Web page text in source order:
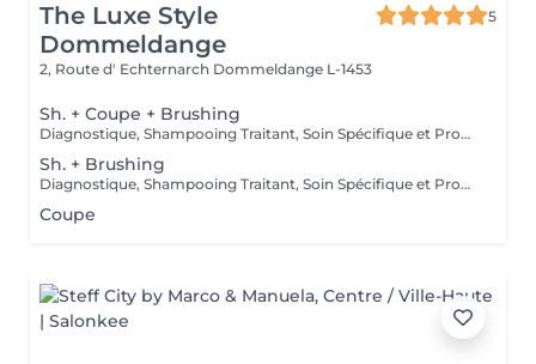
The Luxe Style
Dommeldange
5
2, Route d' Echternarch Dommeldange L-1453
Sh. + Coupe + Brushing
Diagnostique, Shampooing Traitant, Soin Spécifique et Produits Coiffants inclus
Sh. + Brushing
Diagnostique, Shampooing Traitant, Soin Spécifique et Produits Coiffants inclus
Coupe